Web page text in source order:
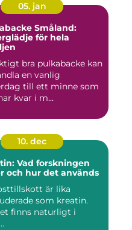
05. jan
Småland:
för hela
bra pulkabacke kan
en vanlig
till ett minne som
kvar i m...
10. dec
Vad forskningen
och hur det används
är lika
som kreatin.
finns naturligt i